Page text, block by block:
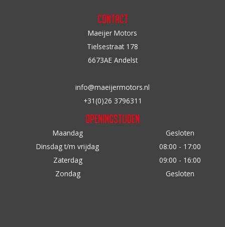
Contact
Maeijer Motors
Tielsestraat 178
6673AE Andelst
info@maeijermotors.nl
+31(0)26 3796311
Openingstijden
Maandag
Gesloten
Dinsdag t/m vrijdag
08:00 - 17:00
Zaterdag
09:00 - 16:00
Zondag
Gesloten